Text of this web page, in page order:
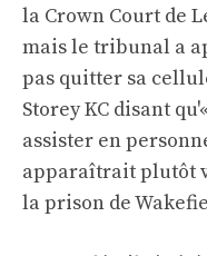
la Crown Court de
mais le tribunal a
pas quitter sa
Storey KC disant
assister en
apparaîtrait plutôt
la prison de